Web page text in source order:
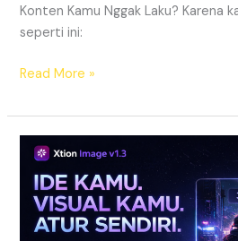
Konten Kamu Nggak Laku? Karena
seperti ini:
Read More »
Aplikasi
XTION
Image
Generate